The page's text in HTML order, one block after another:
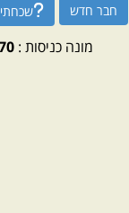
חבר חדש
מונה כניסות :